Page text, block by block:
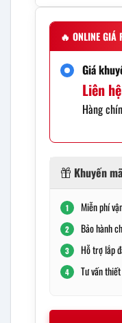
🔥 ONLINE GIÁ
Giá
Liên hệ
Hàng
Khuyến
1 Miễn phí
2 Bảo hành
3 Hỗ trợ lắp
4 Tư vấn